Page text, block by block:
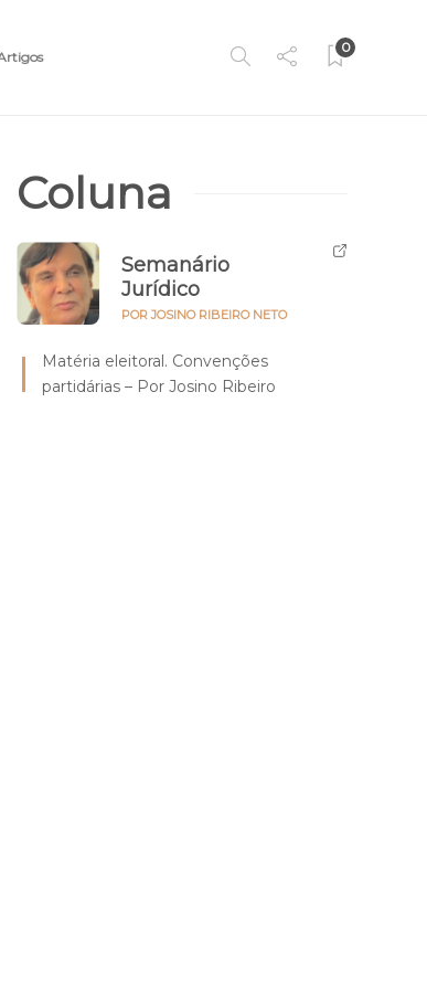
0
Coluna
Semanário
Jurídico
POR JOSINO RIBEIRO NETO
Matéria eleitoral. Convenções
partidárias – Por Josino Ribeiro